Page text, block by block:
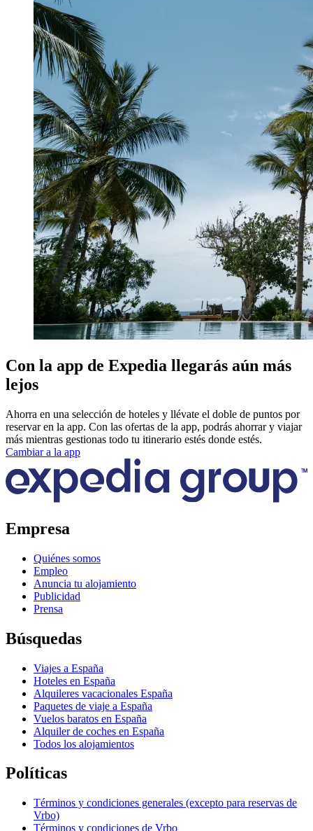
Con la app de Expedia llegarás aún más
lejos
Ahorra en una selección de hoteles y llévate el doble de puntos por
reservar en la app. Con las ofertas de la app, podrás ahorrar y viajar
más mientras gestionas todo tu itinerario estés donde estés.
Cambiar a la app
Empresa
Quiénes somos
Empleo
Anuncia tu alojamiento
Publicidad
Prensa
Búsquedas
Viajes a España
Hoteles en España
Alquileres vacacionales España
Paquetes de viaje a España
Vuelos baratos en España
Alquiler de coches en España
Todos los alojamientos
Políticas
Términos y condiciones generales (excepto para reservas de
Vrbo)
Términos y condiciones de Vrbo